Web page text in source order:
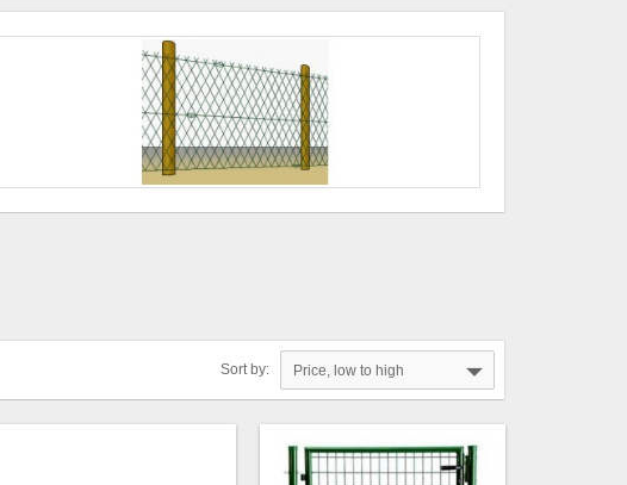
Sort by: Price, low to high